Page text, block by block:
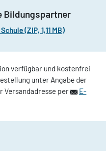
Bildungspartner
(ZIP, 1,11 MB)
verfügbar und kostenfrei
unter Angabe der
Versandadresse per
E-